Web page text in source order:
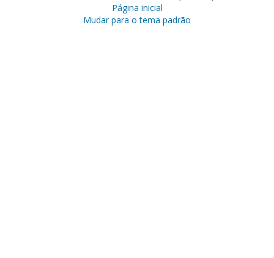
Página inicial
Mudar para o tema padrão